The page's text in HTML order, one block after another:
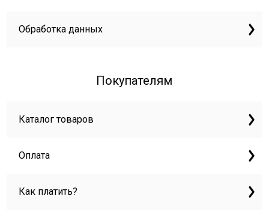
Обработка данных
Покупателям
Каталог товаров
Оплата
Как платить?